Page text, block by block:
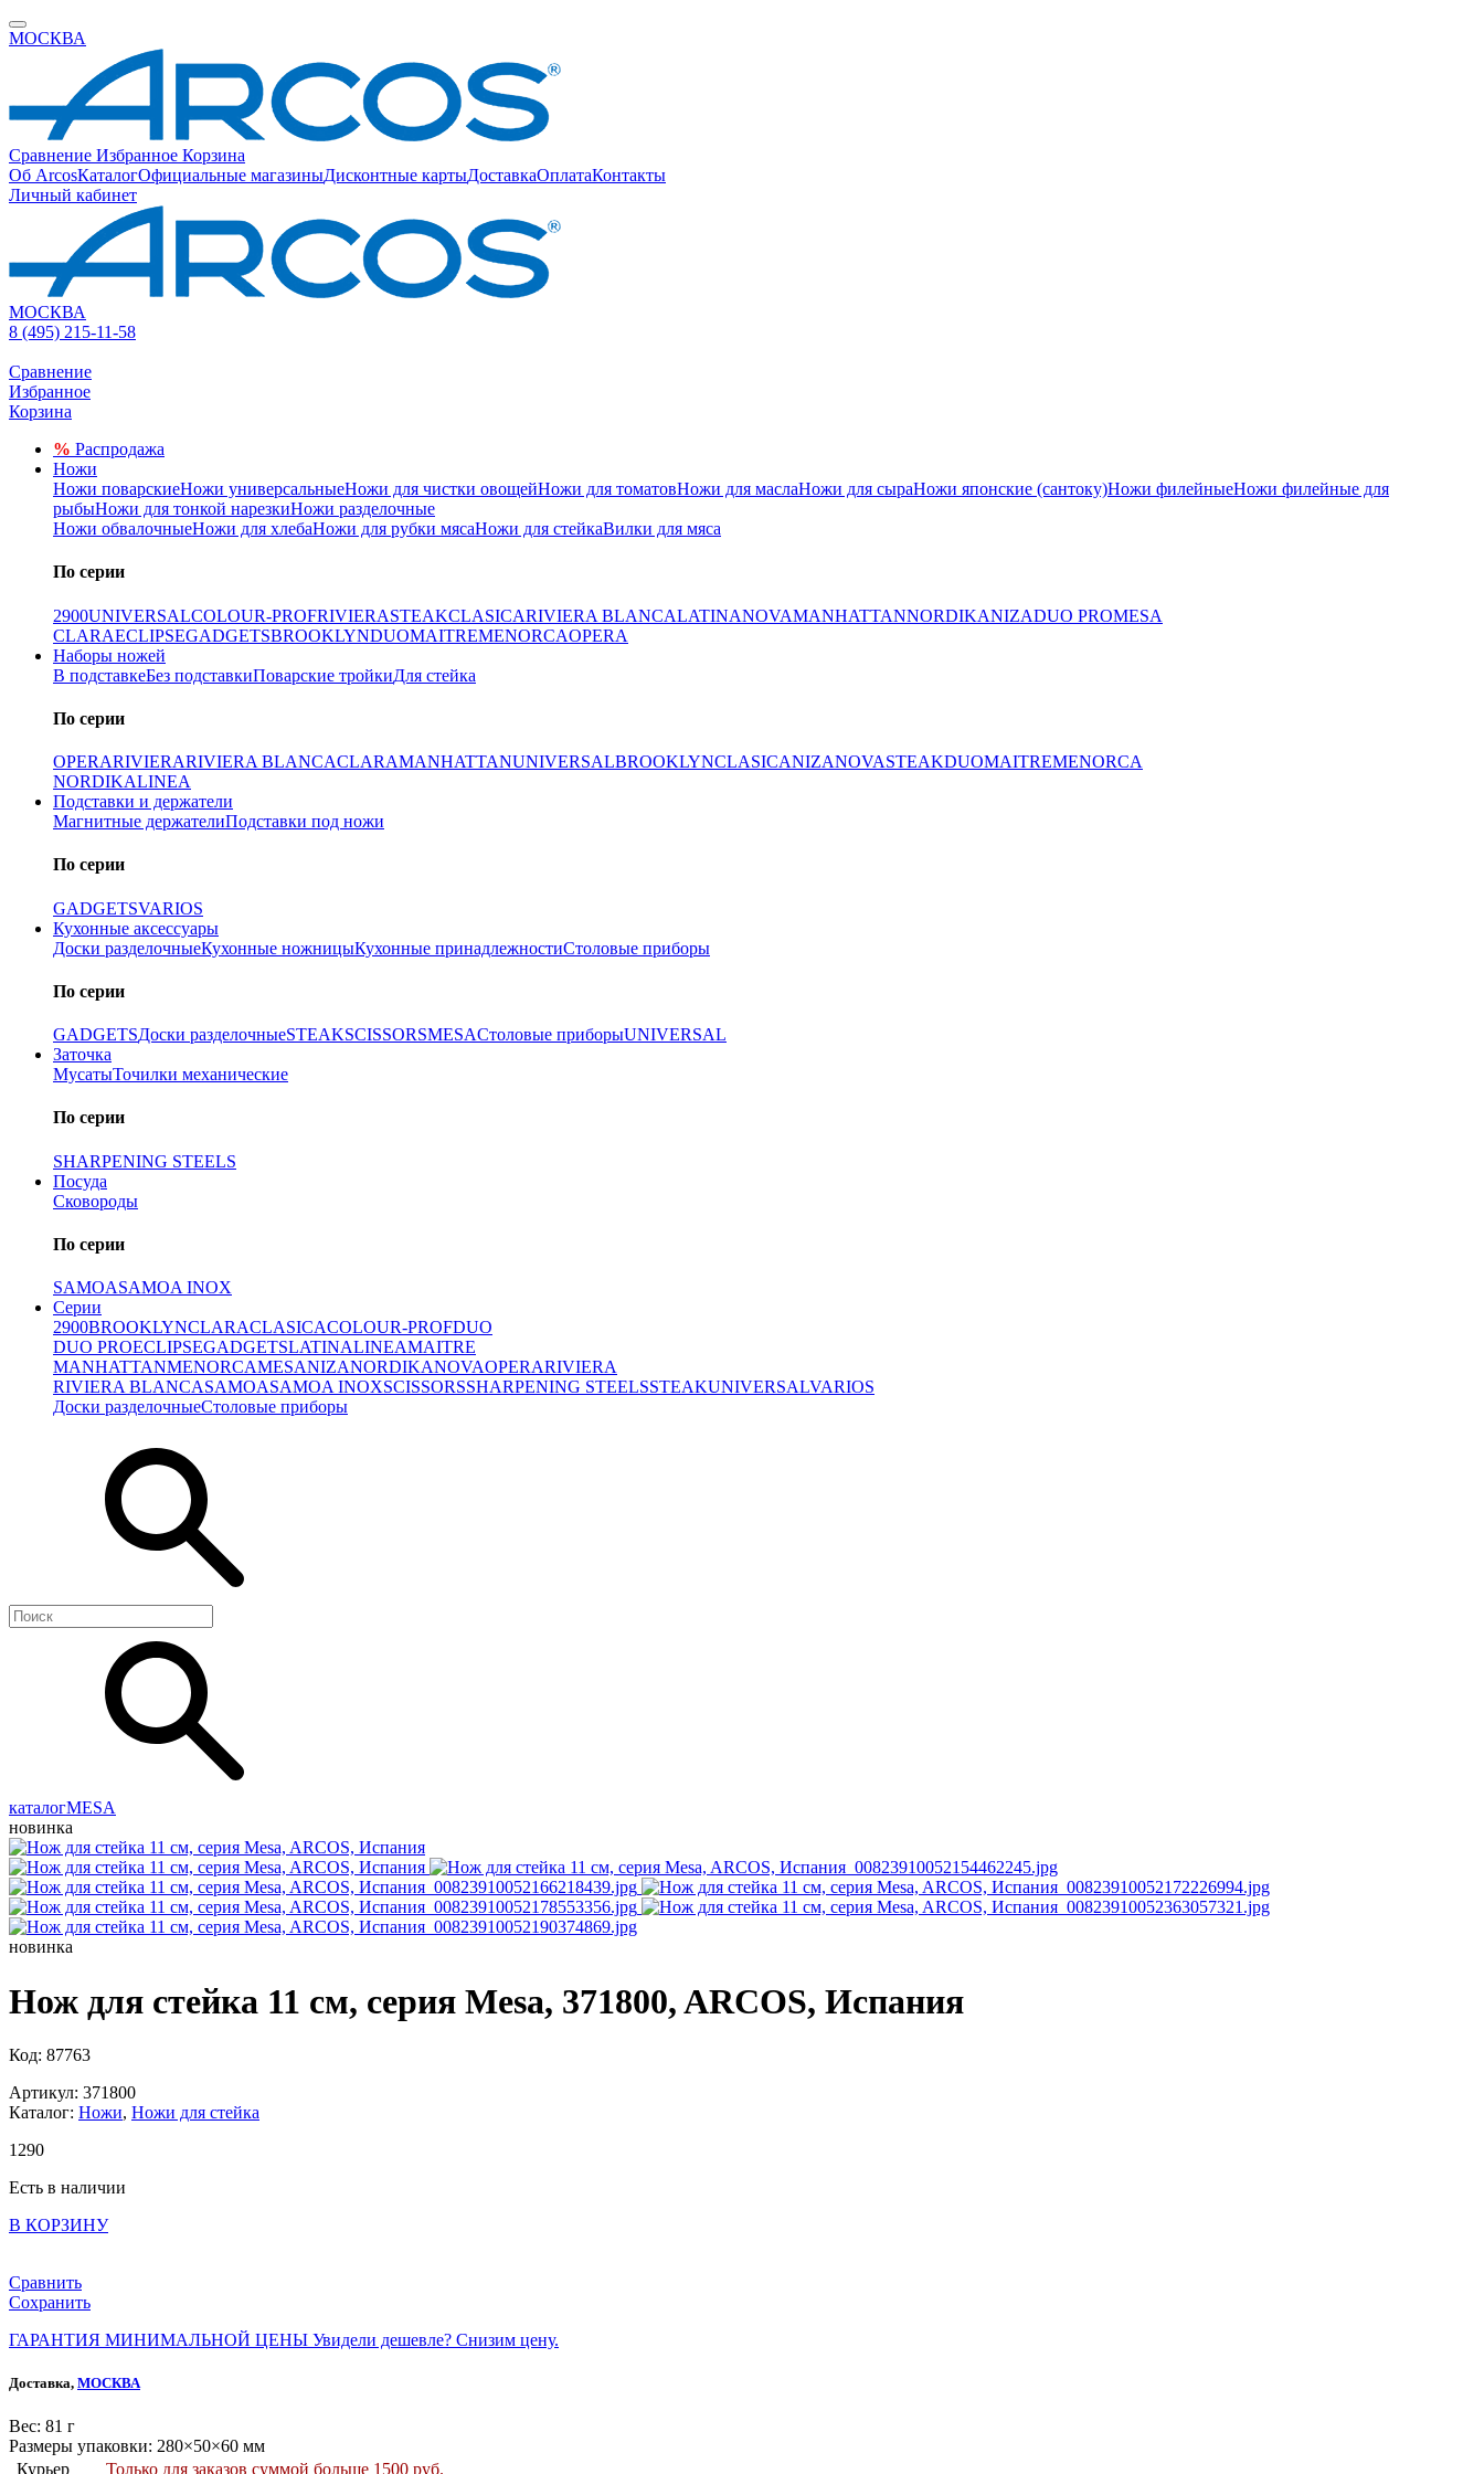
МОСКВА
Сравнение Избранное Корзина
Об ArcosКаталогОфициальные магазиныДисконтные картыДоставкаОплатаКонтакты
Личный кабинет
МОСКВА
8 (495) 215-11-58
Сравнение
Избранное
Корзина
% Распродажа
Ножи
Ножи поварскиеНожи универсальныеНожи для чистки овощейНожи для томатовНожи для маслаНожи для сыраНожи японские (сантоку)Ножи филейныеНожи филейные для
рыбыНожи для тонкой нарезкиНожи разделочные
Ножи обвалочныеНожи для хлебаНожи для рубки мясаНожи для стейкаВилки для мяса
По серии
2900UNIVERSALCOLOUR-PROFRIVIERASTEAKCLASICARIVIERA BLANCALATINANOVAMANHATTANNORDIKANIZADUO PROMESA
CLARAECLIPSEGADGETSBROOKLYNDUOMAITREMENORCAOPERA
Наборы ножей
В подставкеБез подставкиПоварские тройкиДля стейка
По серии
OPERARIVIERARIVIERA BLANCACLARAMANHATTANUNIVERSALBROOKLYNCLASICANIZANOVASTEAKDUOMAITREMENORCA
NORDIKALINEA
Подставки и держатели
Магнитные держателиПодставки под ножи
По серии
GADGETSVARIOS
Кухонные аксессуары
Доски разделочныеКухонные ножницыКухонные принадлежностиСтоловые приборы
По серии
GADGETSДоски разделочныеSTEAKSCISSORSMESAСтоловые приборыUNIVERSAL
Заточка
МусатыТочилки механические
По серии
SHARPENING STEELS
Посуда
Сковороды
По серии
SAMOASAMOA INOX
Серии
2900BROOKLYNCLARACLASICACOLOUR-PROFDUO
DUO PROECLIPSEGADGETSLATINALINEAMAITRE
MANHATTANMENORCAMESANIZANORDIKANOVAOPERARIVIERA
RIVIERA BLANCASAMOASAMOA INOXSCISSORSSHARPENING STEELSSTEAKUNIVERSALVARIOS
Доски разделочныеСтоловые приборы
каталогMESA
новинка
новинка
Нож для стейка 11 см, серия Mesa, 371800, ARCOS, Испания
Код: 87763
Артикул: 371800
Каталог: Ножи, Ножи для стейка
1 290
Есть в наличии
В КОРЗИНУ
Сравнить
Сохранить
ГАРАНТИЯ МИНИМАЛЬНОЙ ЦЕНЫ Увидели дешевле? Снизим цену.
Доставка, МОСКВА
Веc: 81 г
Размеры упаковки: 280×50×60 мм
Курьер
Только для заказов суммой больше 1500 руб.